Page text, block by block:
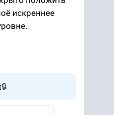
искреннее